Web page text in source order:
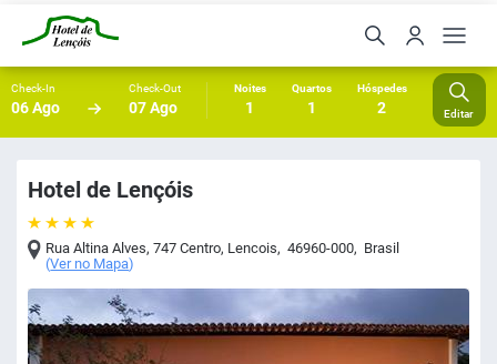
Check-In
06 Ago
Check-Out
07 Ago
Noites
1
Quartos
1
Hóspedes
2 Editar
Hotel de Lençóis
Rua Altina Alves, 747 Centro, Lencois, 46960-000, Brasil
(Ver no Mapa)